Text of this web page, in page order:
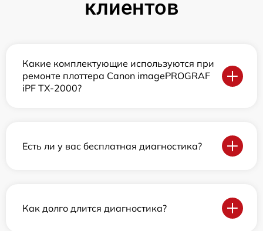
клиентов
Какие комплектующие используются при
ремонте плоттера Canon imagePROGRAF
iPF TX-2000?
Есть ли у вас бесплатная диагностика?
Как долго длится диагностика?